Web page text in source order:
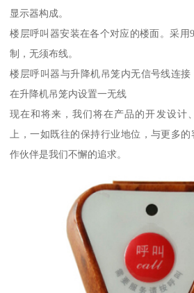
显示器构成。
楼层呼叫器安装在各个对应的楼面。采用
制，无须布线。
楼层呼叫器与升降机吊笼内无信号线连接
在升降机吊笼内设置一无线
现在和将来，我们将在产品的开发设计
上，一如既往的保持行业地位，与更多
作伙伴是我们不懈的追求。